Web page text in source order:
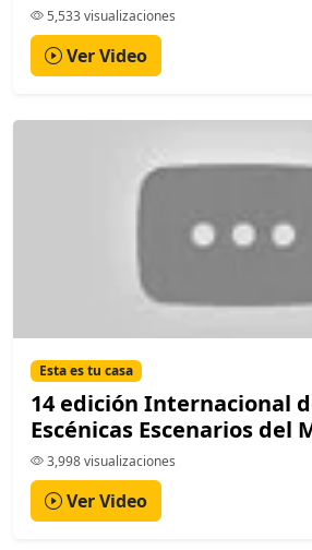
5,533 visualizaciones
Ver Video
Esta es tu casa
14 edición Internacional
Escénicas Escenarios del
3,998 visualizaciones
Ver Video